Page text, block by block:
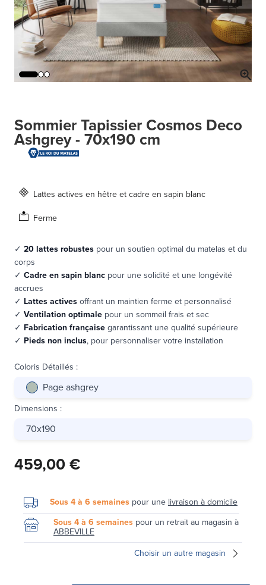
Sommier Tapissier Cosmos Deco
Ashgrey - 70x190 cm
Lattes actives en hêtre et cadre en sapin blanc
Ferme
✓ 20 lattes robustes pour un soutien optimal du matelas et du
corps
✓ Cadre en sapin blanc pour une solidité et une longévité
accrues
✓ Lattes activesoffrant un maintien ferme et personnalisé
✓ Ventilation optimale pour un sommeil frais et sec
✓ Fabrication françaisegarantissant une qualité supérieure
✓ Pieds non inclus, pour personnaliser votre installation
Coloris Détaillés :
Page ashgrey
Dimensions :
70x190
459,00 €
Sous 4 à 6 semaines pour une livraison à domicile
Sous 4 à 6 semaines pour un retrait au magasin à
ABBEVILLE
Choisir un autre magasin